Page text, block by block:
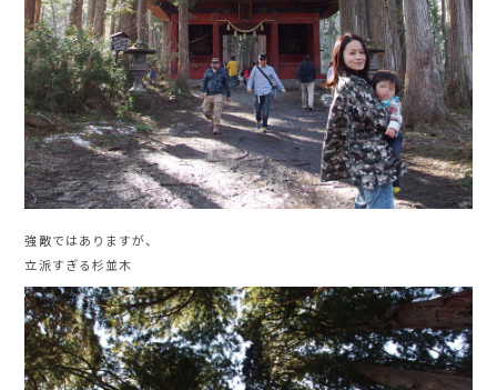
強敵ではありますが、
立派すぎる杉並木